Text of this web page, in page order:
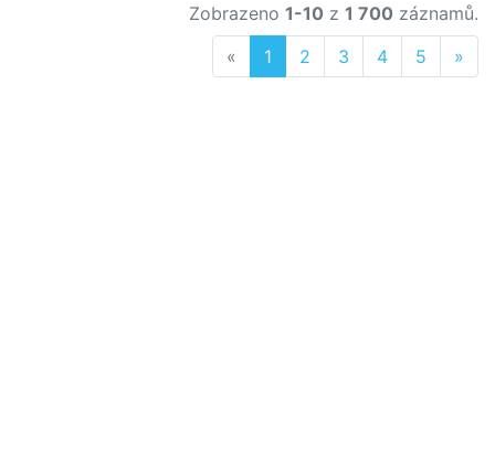
Zobrazeno 1-10 z 1 700 záznamů.
« Previous
1 2 3 4 5 »